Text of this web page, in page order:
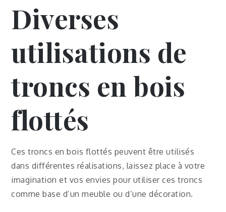
Diverses
utilisations de
troncs en bois
flottés
Ces troncs en bois flottés peuvent être utilisés
dans différentes réalisations, laissez place à votre
imagination et vos envies pour utiliser ces troncs
comme base d’un meuble ou d’une décoration.